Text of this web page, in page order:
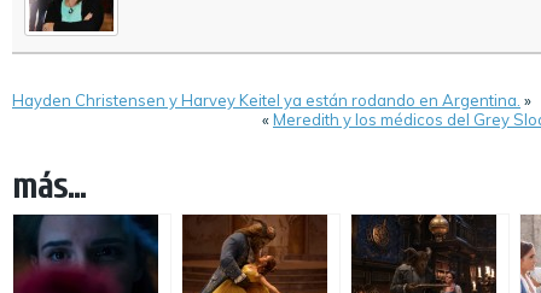
Hayden Christensen y Harvey Keitel ya están rodando en Argentina. »
«Meredith y los médicos del Grey
más...